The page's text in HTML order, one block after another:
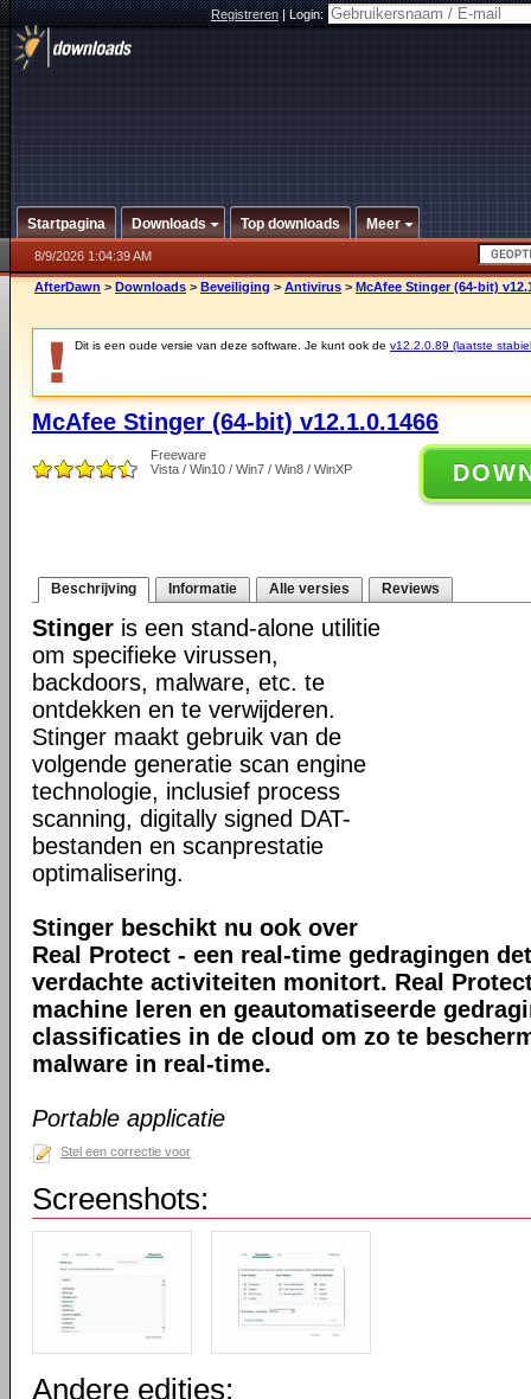
Registreren|Login:
Startpagina Downloads Top downloads Meer
8/9/2026 1:04:39 AM
AfterDawn > Downloads > Beveiliging > Antivirus > McAfee Stinger (64-bit)
Dit is een oude versie van deze software. Je kunt ook de v12.2.0.89 (laatste
McAfee Stinger (64-bit) v12.1.0.1466
Freeware
Vista / Win10 / Win7 / Win8 / WinXP
Beschrijving Informatie Alle versies Reviews
Stinger is een stand-alone utilitie
om specifieke virussen,
backdoors, malware, etc. te
ontdekken en te verwijderen.
Stinger maakt gebruik van de
volgende generatie scan engine
technologie, inclusief process
scanning, digitally signed DAT-
bestanden en scanprestatie
optimalisering.
Stinger beschikt nu ook over
Real Protect - een real-time gedragingen
verdachte activiteiten monitort. Real
machine leren en geautomatiseerde
classificaties in de cloud om zo te
malware in real-time.
Portable applicatie
Stel een correctie voor
Screenshots:
Andere edities: